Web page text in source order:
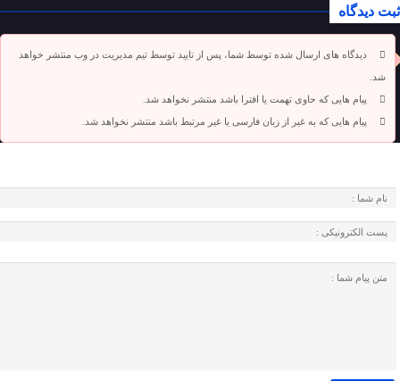
ثبت دیدگاه
دیدگاه های ارسال شده توسط شما، پس از تایید توسط تیم مدیریت در وب منتشر خواهد
شد.
پیام هایی که حاوی تهمت یا افترا باشد منتشر نخواهد شد.
پیام هایی که به غیر از زبان فارسی یا غیر مرتبط باشد منتشر نخواهد شد.